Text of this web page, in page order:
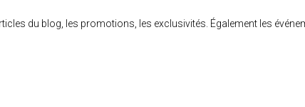
du blog, les promotions, les exclusivités. Également les